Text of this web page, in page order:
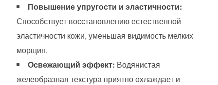
Повышение упругости и эластичности:
Способствует восстановлению естественной
эластичности кожи, уменьшая видимость мелких
морщин.
Освежающий эффект: Водянистая
желеобразная текстура приятно охлаждает и